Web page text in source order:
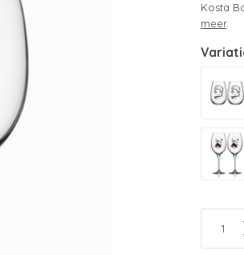
Kosta
meer.